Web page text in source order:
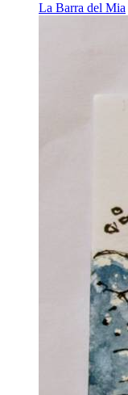
La Barra del Mia